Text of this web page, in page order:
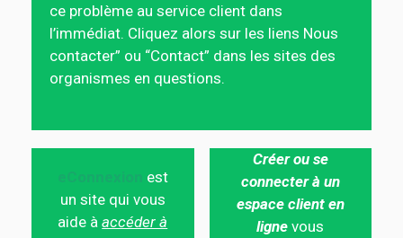
ce problème au service client dans
l’immédiat. Cliquez alors sur les liens Nous
contacter” ou “Contact” dans les sites des
organismes en questions.
est
un site qui vous
aide àaccéder à
Créer ou se
connecter à un
espace client en
ligne vous